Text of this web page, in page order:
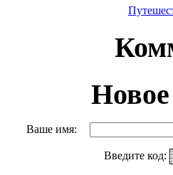
Ваше имя:
Введите код: